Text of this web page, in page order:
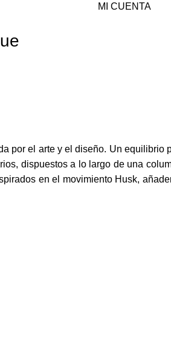
MI CUENTA
por el arte y el diseño. Un equilibrio
dispuestos a lo largo de una
en el movimiento Husk,